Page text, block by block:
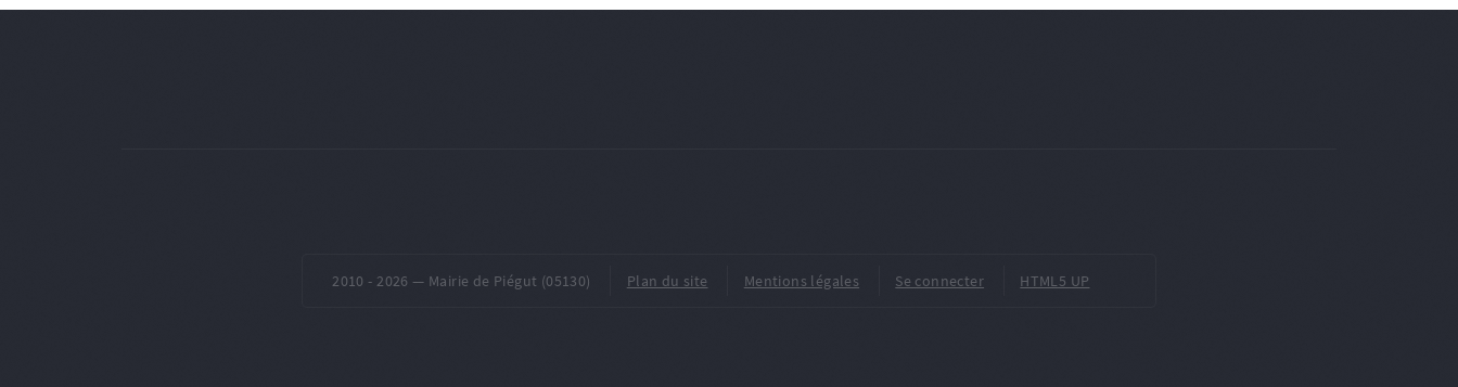
2010 -2026 — Mairie de Piégut (05130) Plan du site Mentions légales Se connecter HTML5 UP